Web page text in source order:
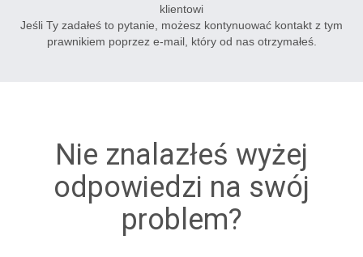
klientowi
Jeśli Ty zadałeś to pytanie, możesz kontynuować kontakt z tym
prawnikiem poprzez e-mail, który od nas otrzymałeś.
Nie znalazłeś wyżej
odpowiedzi na swój
problem?